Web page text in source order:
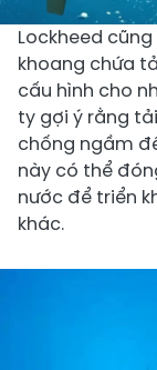
Lockheed
khoang chứa
cấu hình cho
ty gợi ý rằng
chống ngầm
này có thể
nước để triển
khác.